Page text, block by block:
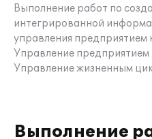
Выполнение работ по
интегрированной
управления предприятием
Управление предприятием
Управление жизненным
Выполнение